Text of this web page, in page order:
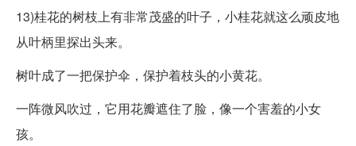
13)桂花的树枝上有非常茂盛的叶子，小桂花就这么顽皮地
从叶柄里探出头来。
树叶成了一把保护伞，保护着枝头的小黄花。
一阵微风吹过，它用花瓣遮住了脸，像一个害羞的小女
孩。